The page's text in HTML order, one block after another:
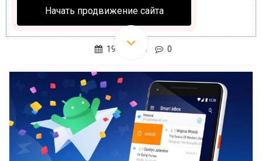
Начать продвижение сайта
19.01.2020 0